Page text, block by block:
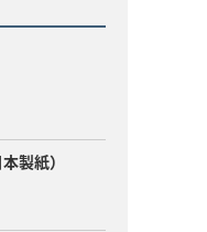
製紙）